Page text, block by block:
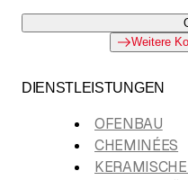
Weitere
DIENSTLEISTUNGEN
OFENBAU
CHEMINÉES